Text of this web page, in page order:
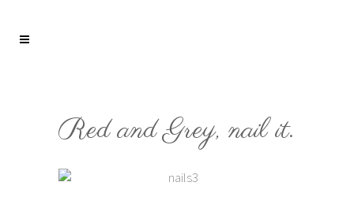
Red and Grey, nail it.